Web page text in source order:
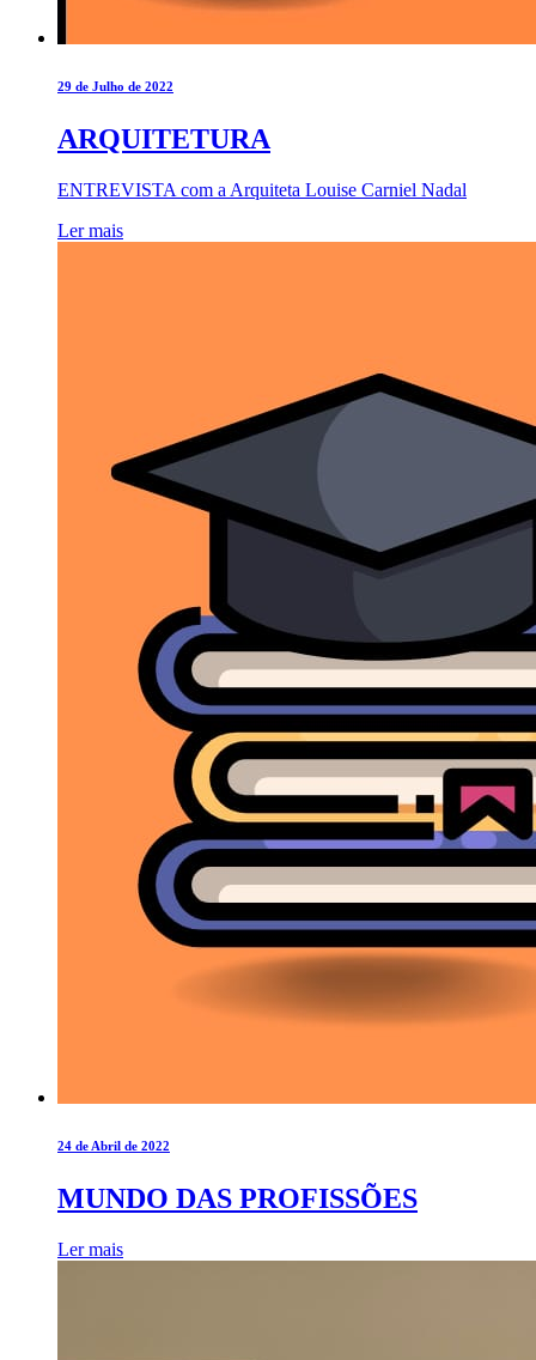
29 de Julho de 2022
ARQUITETURA
ENTREVISTA com a Arquiteta Louise Carniel Nadal
Ler mais
24 de Abril de 2022
MUNDO DAS PROFISSÕES
Ler mais